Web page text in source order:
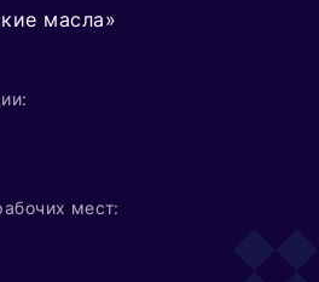
масла»
мест: